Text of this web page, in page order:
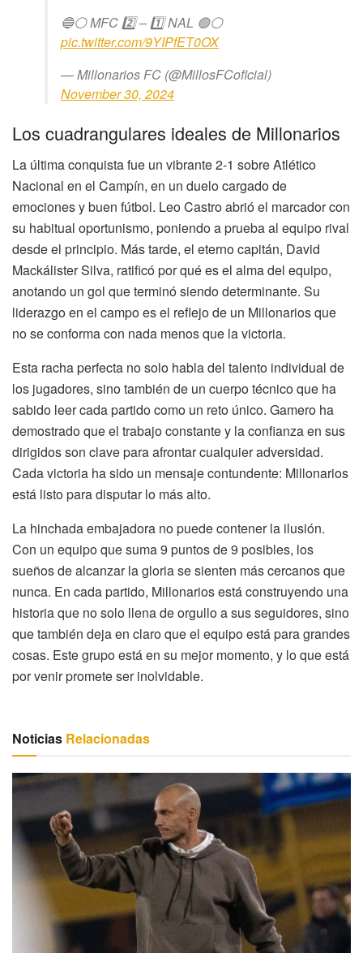
🔵⚪️ MFC 2️⃣ – 1️⃣ NAL 🟢⚪
pic.twitter.com/9YIPfET0OX
— Millonarios FC (@MillosFCoficial)
November 30, 2024
Los cuadrangulares ideales de Millonarios
La última conquista fue un vibrante 2-1 sobre Atlético
Nacional en el Campín, en un duelo cargado de
emociones y buen fútbol. Leo Castro abrió el marcador con
su habitual oportunismo, poniendo a prueba al equipo rival
desde el principio. Más tarde, el eterno capitán, David
Mackálister Silva, ratificó por qué es el alma del equipo,
anotando un gol que terminó siendo determinante. Su
liderazgo en el campo es el reflejo de un Millonarios que
no se conforma con nada menos que la victoria.
Esta racha perfecta no solo habla del talento individual de
los jugadores, sino también de un cuerpo técnico que ha
sabido leer cada partido como un reto único. Gamero ha
demostrado que el trabajo constante y la confianza en sus
dirigidos son clave para afrontar cualquier adversidad.
Cada victoria ha sido un mensaje contundente: Millonarios
está listo para disputar lo más alto.
La hinchada embajadora no puede contener la ilusión.
Con un equipo que suma 9 puntos de 9 posibles, los
sueños de alcanzar la gloria se sienten más cercanos que
nunca. En cada partido, Millonarios está construyendo una
historia que no solo llena de orgullo a sus seguidores, sino
que también deja en claro que el equipo está para grandes
cosas. Este grupo está en su mejor momento, y lo que está
por venir promete ser inolvidable.
Noticias Relacionadas